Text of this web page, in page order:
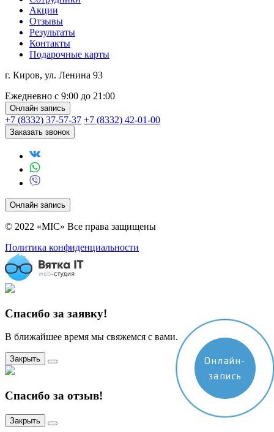
Акции
Отзывы
Результаты
Контакты
Подарочные карты
г. Киров, ул. Ленина 93
Ежедневно с 9:00 до 21:00
Онлайн запись
+7 (8332) 37-57-37 +7 (8332) 42-01-00
Заказать звонок
Онлайн запись
© 2022 «MIC» Все права защищены
Политика конфиденциальности
Спасибо за заявку!
В ближайшее время мы свяжемся с вами.
Закрыть
Спасибо за отзыв!
Закрыть
Онлайн-
запись